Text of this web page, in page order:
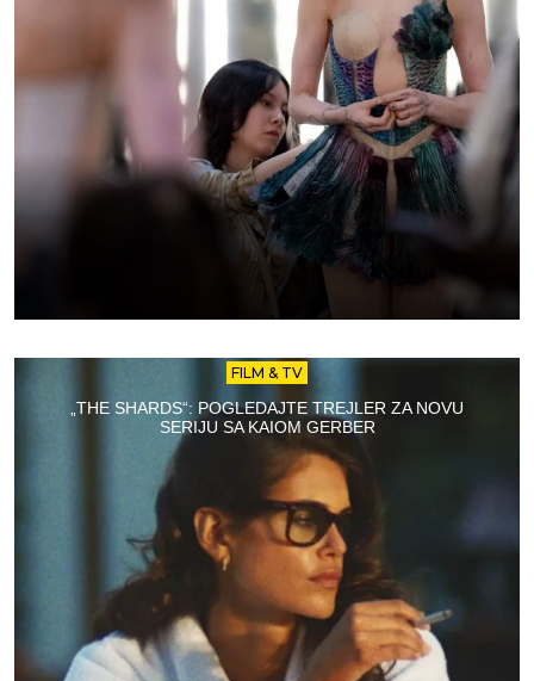
FILM & TV
„THE SHARDS“: POGLEDAJTE TREJLER ZA NOVU
SERIJU SA KAIOM GERBER